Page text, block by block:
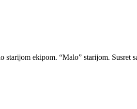
ekipom. “Malo” starijom. Susret